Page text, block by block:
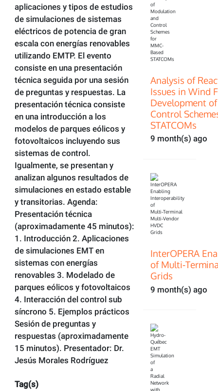
aplicaciones y tipos de estudios
de simulaciones de sistemas
eléctricos de potencia de gran
escala con energías renovables
utilizando EMTP. El evento
consiste en una presentación
técnica seguida por una sesión
de preguntas y respuestas. La
presentación técnica consiste
en una introducción a los
modelos de parques eólicos y
fotovoltaicos incluyendo sus
sistemas de control.
Igualmente, se presentan y
analizan algunos resultados de
simulaciones en estado estable
y transitorias. Agenda:
Presentación técnica
(aproximadamente 45 minutos):
1. Introducción 2. Aplicaciones
de simulaciones EMT en
sistemas con energías
renovables 3. Modelado de
parques eólicos y fotovoltaicos
4. Interacción del control sub
síncrono 5. Ejemplos prácticos
Sesión de preguntas y
respuestas (aproximadamente
15 minutos). Presentador: Dr.
Jesús Morales Rodríguez
Tag(s)
Analysis of
Issues in Wind
Development
Control
STATCOMs
9 month(s) ago
InterOPERA
of
Grids
9 month(s) ago